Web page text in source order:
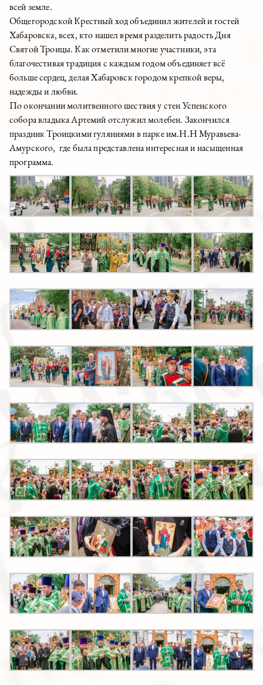
всей земле.
Общегородской Крестный ход объединил жителей и гостей
Хабаровска, всех, кто нашел время разделить радость Дня
Святой Троицы. Как отметили многие участники, эта
благочестивая традиция с каждым годом объединяет всё
больше сердец, делая Хабаровск городом крепкой веры,
надежды и любви.
По окончании молитвенного шествия у стен Успенского
собора владыка Артемий отслужил молебен. Закончился
праздник Троицкими гуляниями в парке им.Н.Н Муравьева-
Амурского, где была представлена интересная и насыщенная
программа.